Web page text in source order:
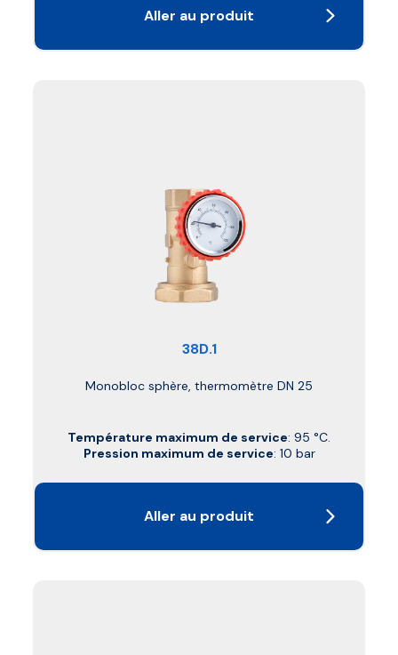
Aller au produit
38D.1
Monobloc sphère, thermomètre DN 25
Température maximum de service: 95 °C.
Pression maximum de service: 10 bar
Aller au produit